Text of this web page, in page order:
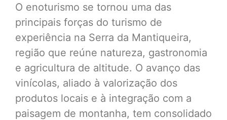
O enoturismo se tornou uma das
principais forças do turismo de
experiência na Serra da Mantiqueira,
região que reúne natureza, gastronomia
e agricultura de altitude. O avanço das
vinícolas, aliado à valorização dos
produtos locais e à integração com a
paisagem de montanha, tem consolidado